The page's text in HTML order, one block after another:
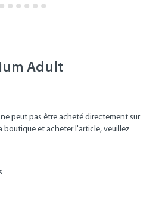
Adult
peut pas être acheté directement sur
boutique et acheter l'article, veuillez